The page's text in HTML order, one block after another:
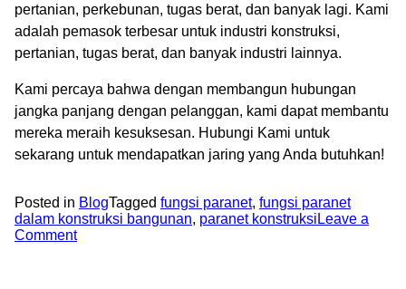
pertanian, perkebunan, tugas berat, dan banyak lagi. Kami
adalah pemasok terbesar untuk industri konstruksi,
pertanian, tugas berat, dan banyak industri lainnya.
Kami percaya bahwa dengan membangun hubungan
jangka panjang dengan pelanggan, kami dapat membantu
mereka meraih kesuksesan. Hubungi Kami untuk
sekarang untuk mendapatkan jaring yang Anda butuhkan!
Posted in BlogTagged fungsi paranet, fungsi paranet
dalam konstruksi bangunan, paranet konstruksi Leave a
Comment